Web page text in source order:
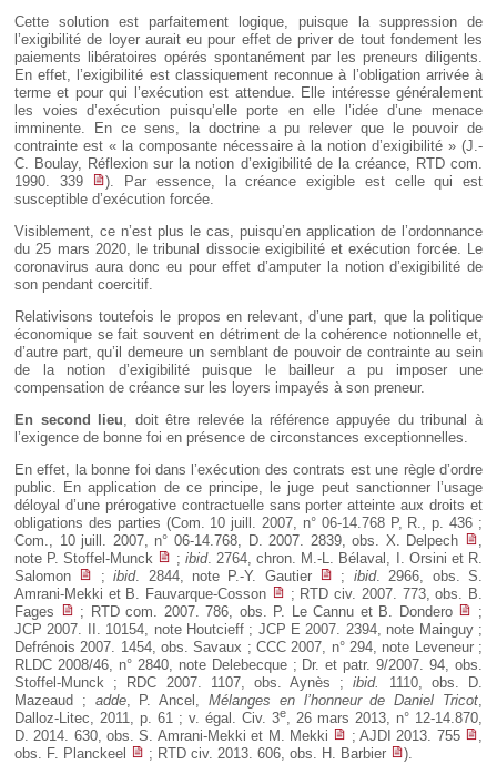
Cette solution est parfaitement logique, puisque la suppression de
l’exigibilité de loyer aurait eu pour effet de priver de tout fondement les
paiements libératoires opérés spontanément par les preneurs diligents.
En effet, l’exigibilité est classiquement reconnue à l’obligation arrivée à
terme et pour qui l’exécution est attendue. Elle intéresse généralement
les voies d’exécution puisqu’elle porte en elle l’idée d’une menace
imminente. En ce sens, la doctrine a pu relever que le pouvoir de
contrainte est « la composante nécessaire à la notion d’exigibilité » (J.-
C. Boulay, Réflexion sur la notion d’exigibilité de la créance, RTD com.
1990. 339
). Par essence, la créance exigible est celle qui est
susceptible d’exécution forcée.
Visiblement, ce n’est plus le cas, puisqu’en application de l’ordonnance
du 25 mars 2020, le tribunal dissocie exigibilité et exécution forcée. Le
coronavirus aura donc eu pour effet d’amputer la notion d’exigibilité de
son pendant coercitif.
Relativisons toutefois le propos en relevant, d’une part, que la politique
économique se fait souvent en détriment de la cohérence notionnelle et,
d’autre part, qu’il demeure un semblant de pouvoir de contrainte au sein
de la notion d’exigibilité puisque le bailleur a pu imposer une
compensation de créance sur les loyers impayés à son preneur.
En second lieu, doit être relevée la référence appuyée du tribunal à
l’exigence de bonne foi en présence de circonstances exceptionnelles.
En effet, la bonne foi dans l’exécution des contrats est une règle d’ordre
public. En application de ce principe, le juge peut sanctionner l’usage
déloyal d’une prérogative contractuelle sans porter atteinte aux droits et
obligations des parties (Com. 10 juill. 2007, n° 06-14.768 P, R., p. 436 ;
Com., 10 juill. 2007, n° 06-14.768, D. 2007. 2839, obs. X. Delpech
,
note P. Stoffel-Munck
; ibid. 2764, chron. M.-L. Bélaval, I. Orsini et R.
Salomon
;ibid. 2844, note P.-Y. Gautier ; ibid. 2966, obs. S.
Amrani-Mekki et B. Fauvarque-Cosson
; RTD civ. 2007. 773, obs. B.
Fages
; RTD com. 2007. 786, obs. P. Le Cannu et B. Dondero
;
JCP 2007. II. 10154, note Houtcieff ; JCP E 2007. 2394, note Mainguy ;
Defrénois 2007. 1454, obs. Savaux ; CCC 2007, n° 294, note Leveneur ;
RLDC 2008/46, n° 2840, note Delebecque ; Dr. et patr. 9/2007. 94, obs.
Stoffel-Munck ; RDC 2007. 1107, obs. Aynès ;ibid.
1110, obs. D.
Mazeaud ; adde, P. Ancel,Mélanges en l’honneur de Daniel Tricot,
Dalloz-Litec, 2011, p. 61 ; v. égal. Civ. 3e, 26 mars 2013, n° 12-14.870,
D. 2014. 630, obs. S. Amrani-Mekki et M. Mekki
; AJDI 2013. 755
,
obs. F. Planckeel
; RTD civ. 2013. 606, obs. H. Barbier
).